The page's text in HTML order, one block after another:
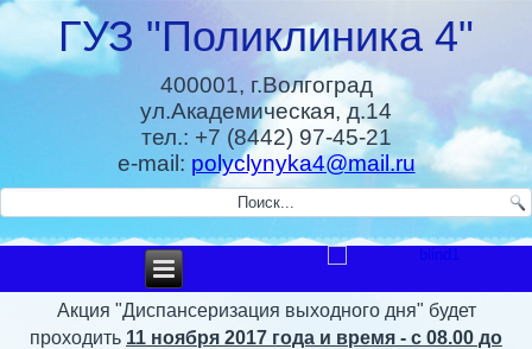
ГУЗ "Поликлиника 4"
400001, г.Волгоград
ул.Академическая, д.14
тел.: +7 (8442) 97-45-21
e-mail: polyclynyka4@mail.ru
Акция "Диспансеризация выходного дня" будет
проходить 11 ноября 2017 года и время - с 08.00 до